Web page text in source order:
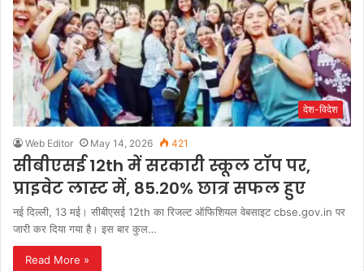
देश-विदेश
Web Editor May 14, 2026 421
सीबीएसई 12th में सरकारी स्कूल टॉप पर,
प्राइवेट लास्ट में, 85.20% छात्र सफल हुए
नई दिल्ली, 13 मई। सीबीएसई 12th का रिजल्ट ऑफिशियल वेबसाइट cbse.gov.in पर
जारी कर दिया गया है। इस बार कुल…
Read More »